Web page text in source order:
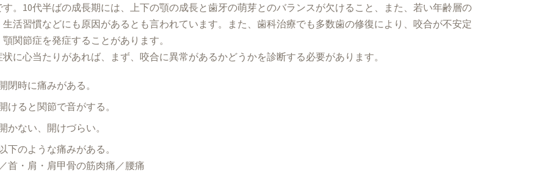
す。10代半ばの成長期には、上下の顎の成長と歯牙の萌芽とのバランスが欠けること、また、若い年齢層の
生活習慣などにも原因があるとも言われています。また、歯科治療でも多数歯の修復により、咬合が不安定
関節症を発症することがあります。
に心当たりがあれば、まず、咬合に異常があるかどうかを診断する必要があります。
閉時に痛みがある。
けると関節で音がする。
かない、開けづらい。
下のような痛みがある。
首・肩・肩甲骨の筋肉痛／腰痛